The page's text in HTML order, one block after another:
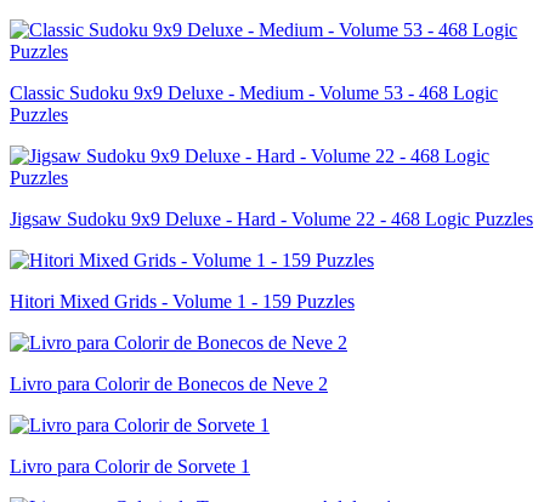
Classic Sudoku 9x9 Deluxe - Medium - Volume 53 - 468 Logic
Puzzles
Jigsaw Sudoku 9x9 Deluxe - Hard - Volume 22 - 468 Logic Puzzles
Hitori Mixed Grids - Volume 1 - 159 Puzzles
Livro para Colorir de Bonecos de Neve 2
Livro para Colorir de Sorvete 1